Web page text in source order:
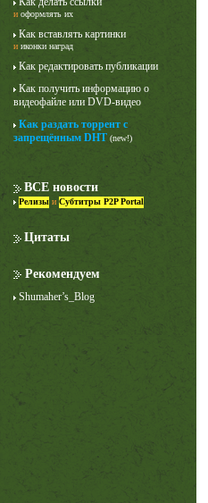
и оформлять их
Как вставлять картинки
и иконки наград
Как редактировать публикации
Как получить информацию о
видеофайле или DVD-видео
Как раздать торрент с
запрещённым DHT (new!)
ВСЕ новости
Релизы и Субтитры P2P Portal
Цитаты
Рекомендуем
Shumaher’s_Blog